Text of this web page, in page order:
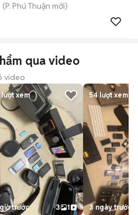
(P. Phú Thuận mới)
qua video
video
lượt xem
trước 3 1
54lượt xem
3 ngày trước